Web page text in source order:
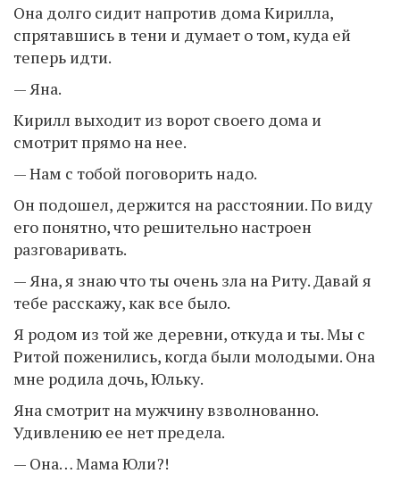
Она долго сидит напротив дома Кирилла,
спрятавшись в тени и думает о том, куда ей
теперь идти.
— Яна.
Кирилл выходит из ворот своего дома и
смотрит прямо на нее.
— Нам с тобой поговорить надо.
Он подошел, держится на расстоянии. По виду
его понятно, что решительно настроен
разговаривать.
— Яна, я знаю что ты очень зла на Риту. Давай я
тебе расскажу, как все было.
Я родом из той же деревни, откуда и ты. Мы с
Ритой поженились, когда были молодыми. Она
мне родила дочь, Юльку.
Яна смотрит на мужчину взволнованно.
Удивлению ее нет предела.
— Она… Мама Юли?!